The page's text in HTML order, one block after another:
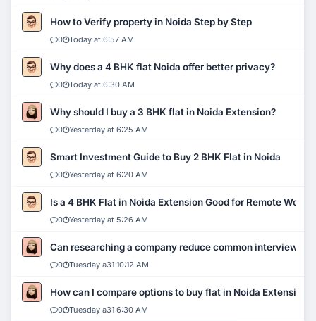
How to Verify property in Noida Step by Step
0 Today at 6:57 AM
Why does a 4 BHK flat Noida offer better privacy?
0 Today at 6:30 AM
Why should I buy a 3 BHK flat in Noida Extension?
0 Yesterday at 6:25 AM
Smart Investment Guide to Buy 2 BHK Flat in Noida
0 Yesterday at 6:20 AM
Is a 4 BHK Flat in Noida Extension Good for Remote Work?
0 Yesterday at 5:26 AM
Can researching a company reduce common interview
0 Tuesday a31 10:12 AM
How can I compare options to buy flat in Noida Extension?
0 Tuesday a31 6:30 AM